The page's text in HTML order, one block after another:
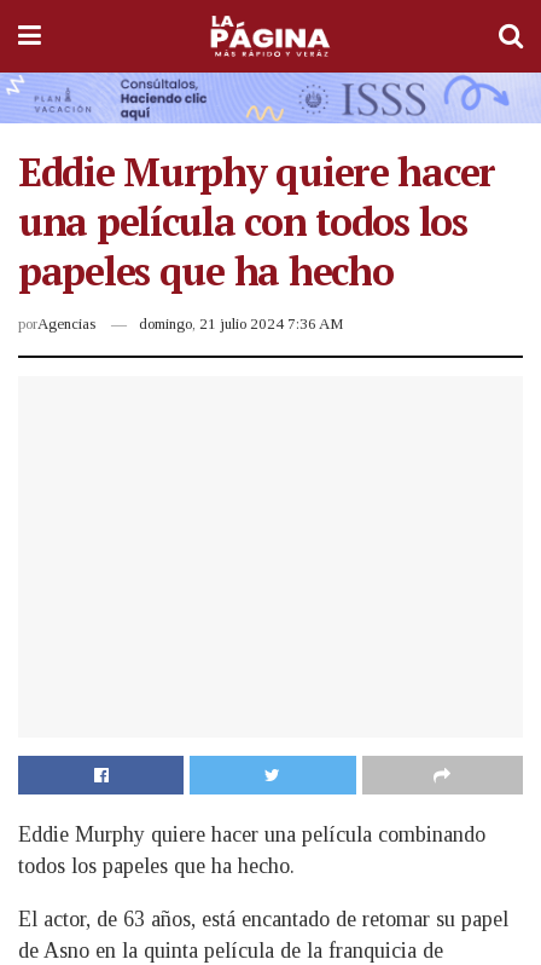
Eddie Murphy quiere hacer
una película con todos los
papeles que ha hecho
porAgencias domingo, 21 julio 2024 7:36 AM
Eddie Murphy quiere hacer una película combinando
todos los papeles que ha hecho.
El actor, de 63 años, está encantado de retomar su papel
de Asno en la quinta película de la franquicia de